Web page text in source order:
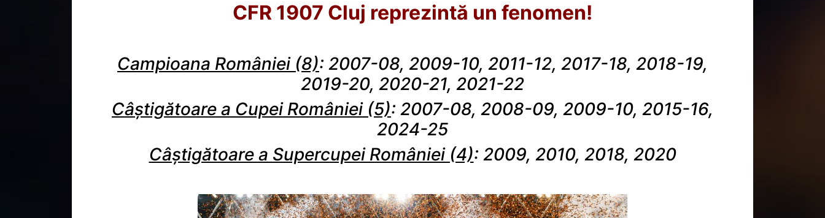
CFR 1907 Cluj reprezintă un fenomen!
Campioana României (8): 2007-08, 2009-10, 2011-12, 2017-18, 2018-19,
2019-20, 2020-21, 2021-22
Câștigătoare a Cupei României (5): 2007-08, 2008-09, 2009-10, 2015-16,
2024-25
Câștigătoare a Supercupei României (4): 2009, 2010, 2018, 2020